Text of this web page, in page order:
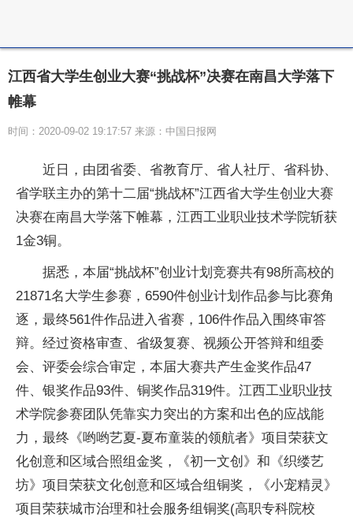
江西省大学生创业大赛“挑战杯”决赛在南昌大学落下
帷幕
时间：2020-09-02 19:17:57 来源：中国日报网
近日，由团省委、省教育厅、省人社厅、省科协、
省学联主办的第十二届“挑战杯”江西省大学生创业大赛
决赛在南昌大学落下帷幕，江西工业职业技术学院斩获
1金3铜。
据悉，本届“挑战杯”创业计划竞赛共有98所高校的
21871名大学生参赛，6590件创业计划作品参与比赛角
逐，最终561件作品进入省赛，106件作品入围终审答
辩。经过资格审查、省级复赛、视频公开答辩和组委
会、评委会综合审定，本届大赛共产生金奖作品47
件、银奖作品93件、铜奖作品319件。江西工业职业技
术学院参赛团队凭靠实力突出的方案和出色的应战能
力，最终《哟哟艺夏-夏布童装的领航者》项目荣获文
化创意和区域合照组金奖，《初一文创》和《织缕艺
坊》项目荣获文化创意和区域合组铜奖，《小宠精灵》
项目荣获城市治理和社会服务组铜奖(高职专科院校